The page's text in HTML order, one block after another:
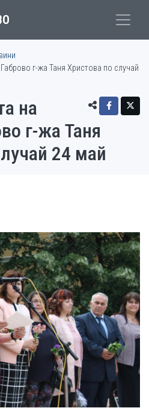
г-жа Таня Христова по случай
на
г-жа Таня
24 май